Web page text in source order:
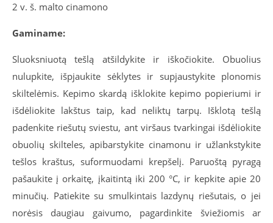
2 v. š. malto cinamono
Gaminame:
Sluoksniuotą tešlą atšildykite ir iškočiokite. Obuolius
nulupkite, išpjaukite sėklytes ir supjaustykite plonomis
skiltelėmis. Kepimo skardą išklokite kepimo popieriumi ir
išdėliokite lakštus taip, kad neliktų tarpų. Išklotą tešlą
padenkite riešutų sviestu, ant viršaus tvarkingai išdėliokite
obuolių skilteles, apibarstykite cinamonu ir užlankstykite
tešlos kraštus, suformuodami krepšelį. Paruoštą pyragą
pašaukite į orkaitę, įkaitintą iki 200 °C, ir kepkite apie 20
minučių. Patiekite su smulkintais lazdynų riešutais, o jei
norėsis daugiau gaivumo, pagardinkite šviežiomis ar